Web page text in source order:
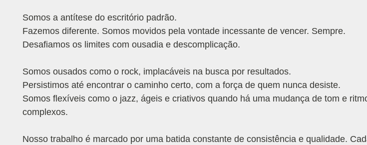
Somos a antítese do escritório padrão.
Fazemos diferente. Somos movidos pela vontade incessante de vencer. Sempre.
Desafiamos os limites com ousadia e descomplicação.
Somos ousados como o rock, implacáveis na busca por resultados.
Persistimos até encontrar o caminho certo, com a força de quem nunca desiste.
Somos flexíveis como o jazz, ágeis e criativos quando há uma mudança de tom e
complexos.
Nosso trabalho é marcado por uma batida constante de consistência e qualidade.